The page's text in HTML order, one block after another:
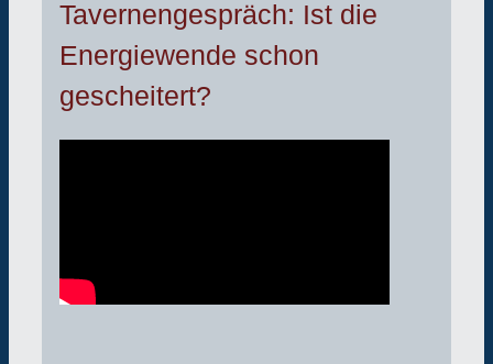
Tavernengespräch: Ist die
Energiewende schon
gescheitert?